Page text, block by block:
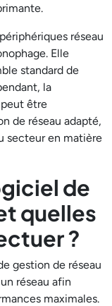
réseau
Elle
standard de
la
être
de réseau adapté,
secteur en matière
de
quelles
?
gestion de réseau
réseau afin
maximales.